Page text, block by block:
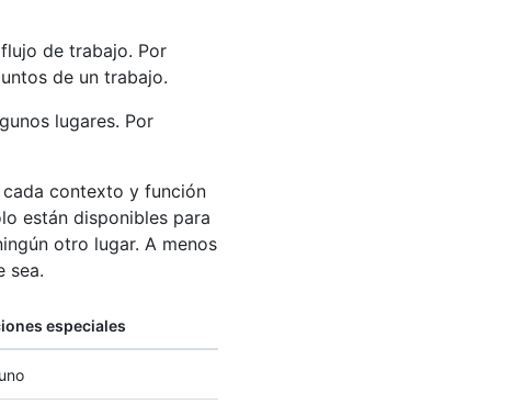
de trabajo. Por
de un trabajo.
lugares. Por
contexto y función
están disponibles para
otro lugar. A menos
sea.
especiales